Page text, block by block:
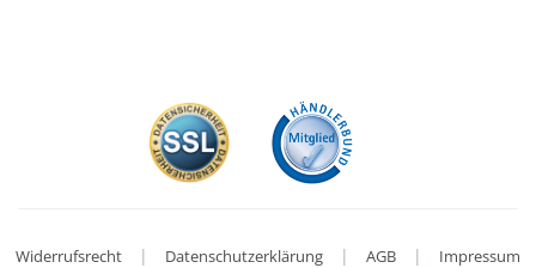
Widerrufsrecht | Datenschutzerklärung | AGB | Impressum